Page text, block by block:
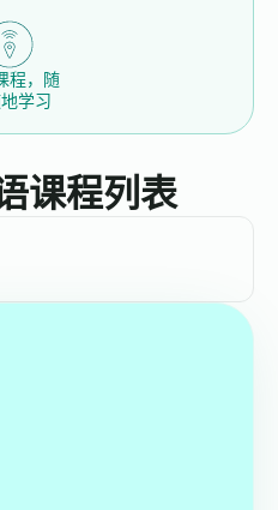
课程列表
程，随
学习